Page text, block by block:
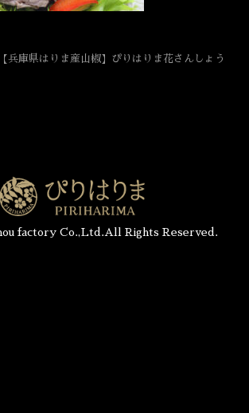
【兵庫県はりま産山椒】ぴりはりま花さんしょう
factory Co.,Ltd.All Rights Reserved.